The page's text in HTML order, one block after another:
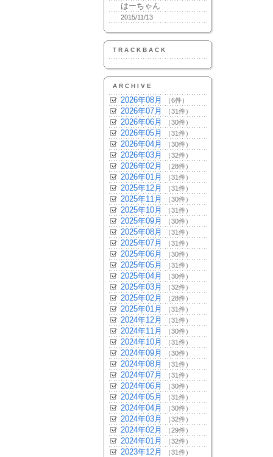
はーちゃん
2015/11/13
TRACKBACK
ARCHIVE
2026年08月 （6件）
2026年07月 （31件）
2026年06月 （30件）
2026年05月 （31件）
2026年04月 （30件）
2026年03月 （32件）
2026年02月 （28件）
2026年01月 （31件）
2025年12月 （31件）
2025年11月 （30件）
2025年10月 （31件）
2025年09月 （30件）
2025年08月 （31件）
2025年07月 （31件）
2025年06月 （30件）
2025年05月 （31件）
2025年04月 （30件）
2025年03月 （32件）
2025年02月 （28件）
2025年01月 （31件）
2024年12月 （31件）
2024年11月 （30件）
2024年10月 （31件）
2024年09月 （30件）
2024年08月 （31件）
2024年07月 （31件）
2024年06月 （30件）
2024年05月 （31件）
2024年04月 （30件）
2024年03月 （32件）
2024年02月 （29件）
2024年01月 （32件）
2023年12月 （31件）